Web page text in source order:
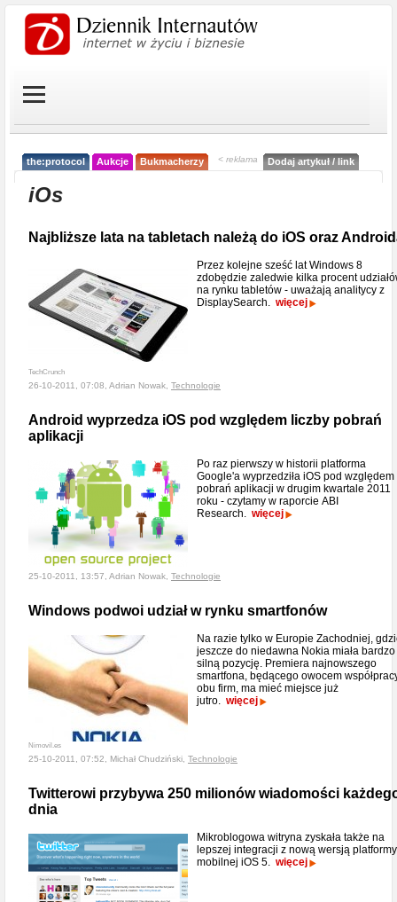
the:protocol Aukcje Bukmacherzy < reklama Dodaj artykuł / link
iOs
Najbliższe lata na tabletach należą do iOS oraz
TechCrunch
Przez kolejne sześć lat Windows 8
zdobędzie zaledwie kilka procent
na rynku tabletów - uważają analitycy z
DisplaySearch. więcej
26-10-2011, 07:08, Adrian Nowak, Technologie
Android wyprzedza iOS pod względem liczby pobrań
aplikacji
Po raz pierwszy w historii platforma
Google'a wyprzedziła iOS pod względem
pobrań aplikacji w drugim kwartale 2011
roku - czytamy w raporcie ABI
Research. więcej
25-10-2011, 13:57, Adrian Nowak, Technologie
Windows podwoi udział w rynku smartfonów
Nimovil.es
Na razie tylko w Europie Zachodniej,
jeszcze do niedawna Nokia miała bardzo
silną pozycję. Premiera najnowszego
smartfona, będącego owocem
obu firm, ma mieć miejsce już
jutro. więcej
25-10-2011, 07:52, Michał Chudziński, Technologie
Twitterowi przybywa 250 milionów wiadomości
dnia
Mikroblogowa witryna zyskała także na
lepszej integracji z nową wersją platformy
mobilnej iOS 5. więcej